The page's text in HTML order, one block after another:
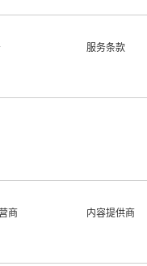
服务条款
商 内容提供商